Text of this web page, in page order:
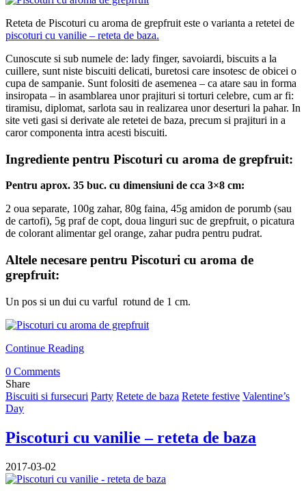
Reteta de Piscoturi cu aroma de grepfruit este o varianta a retetei de
piscoturi cu vanilie – reteta de baza.
Cunoscute si sub numele de: lady finger, savoiardi, biscuits a la
cuillere, sunt niste biscuiti delicati, buretosi care insotesc de obicei o
cupa de sampanie. Sunt folositi de asemenea – ca atare sau in forma
insiropata – in asamblarea unor prajituri si torturi celebre, cum ar fi:
tiramisu, diplomat, sarlota sau in realizarea unor deserturi la pahar. In
site veti gasi si derivate ale retetei de baza, precum si prajituri in a
caror componenta intra acesti biscuiti.
Ingrediente pentru Piscoturi cu aroma de grepfruit:
Pentru aprox. 35 buc. cu dimensiuni de cca 3×8 cm:
2 oua separate, 100g zahar, 80g faina, 45g amidon de porumb (sau
de cartofi), 5g praf de copt, doua linguri suc de grepfruit, o picatura
de colorant alimentar gel orange, zahar pudra pentru pudrat.
Altele necesare pentru Piscoturi cu aroma de
grepfruit:
Un pos si un dui cu varful rotund de 1 cm.
Continue Reading
0 Comments
Share
Biscuiti si fursecuri Party Retete de baza Retete festive Valentine’s
Day
Piscoturi cu vanilie – reteta de baza
2017-03-02